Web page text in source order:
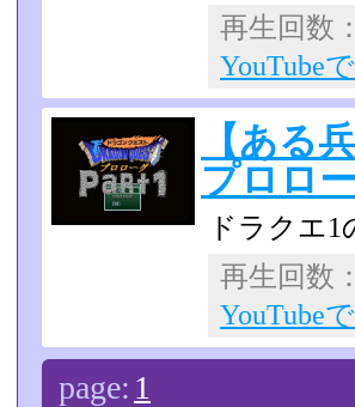
再生回
YouTube
【ある
プロロ
ドラクエ
再生回
YouTube
page: 1